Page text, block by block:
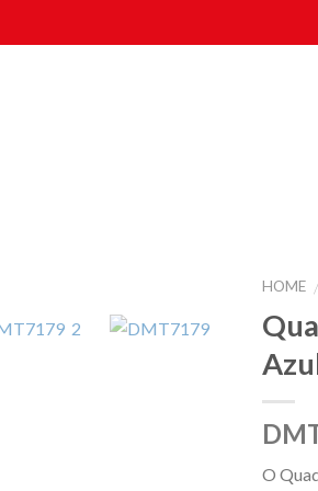
HOME /
O